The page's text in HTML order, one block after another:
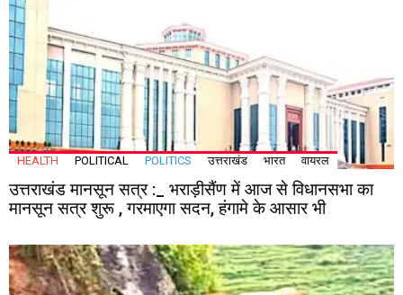
HEALTH POLITICAL POLITICS उत्तराखंड भारत वायरल
उत्तराखंड मानसून सत्र :_ भराड़ीसैंण में आज से विधानसभा का
मानसून सत्र शुरू , गरमाएगा सदन, हंगामे के आसार भी